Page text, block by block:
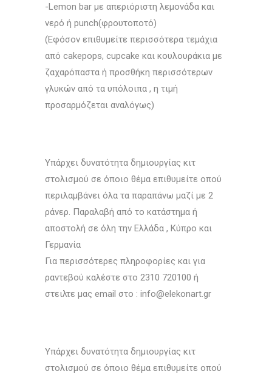
-Lemon bar με απεριόριστη λεμονάδα και
νερό ή punch(φρουτοποτό)
(Εφόσον επιθυμείτε περισσότερα τεμάχια
από cakepops, cupcake και κουλουράκια με
ζαχαρόπαστα ή προσθήκη περισσότερων
γλυκών από τα υπόλοιπα , η τιμή
προσαρμόζεται αναλόγως)
Υπάρχει δυνατότητα δημιουργίας κιτ
στολισμού σε όποιο θέμα επιθυμείτε οπού
περιλαμβάνει όλα τα παραπάνω μαζί με 2
ράνερ. Παραλαβή από το κατάστημα ή
αποστολή σε όλη την Ελλάδα , Κύπρο και
Γερμανία
Για περισσότερες πληροφορίες και για
ραντεβού καλέστε στο 2310 720100 ή
στειλτε μας email στο : info@elekonart.gr
Υπάρχει δυνατότητα δημιουργίας κιτ
στολισμού σε όποιο θέμα επιθυμείτε οπού